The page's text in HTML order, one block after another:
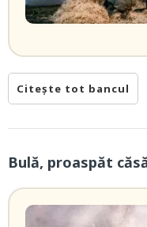
Citește tot bancul
Bulă, proaspăt